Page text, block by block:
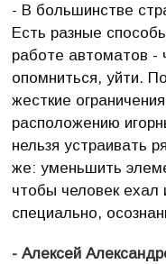
- В большинстве
Есть разные
работе автоматов -
опомниться, уйти.
жесткие
расположению
нельзя устраивать
же: уменьшить
чтобы человек ехал
специально,
- Алексей